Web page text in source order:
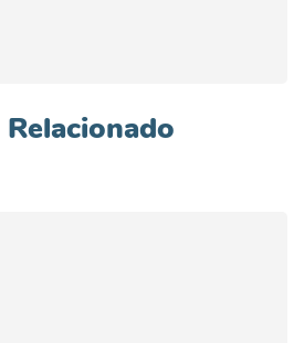
Relacionado